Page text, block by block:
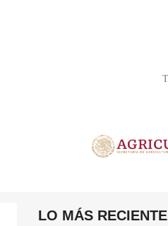
LO MÁS RECIENTE